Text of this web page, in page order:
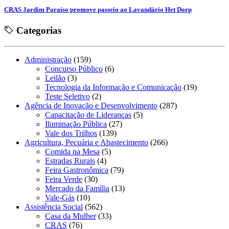
CRAS Jardim Paraíso promove passeio ao Lavandário Het Dorp
Categorias
Administração (159)
Concurso Público (6)
Leilão (3)
Tecnologia da Informação e Comunicação (19)
Teste Seletivo (2)
Agência de Inovação e Desenvolvimento (287)
Capacitação de Lideranças (5)
Iluminação Pública (27)
Vale dos Trilhos (139)
Agricultura, Pecuária e Abastecimento (266)
Comida na Mesa (5)
Estradas Rurais (4)
Feira Gastronômica (79)
Feira Verde (30)
Mercado da Família (13)
Vale-Gás (10)
Assistência Social (562)
Casa da Mulher(33)
CRAS (76)